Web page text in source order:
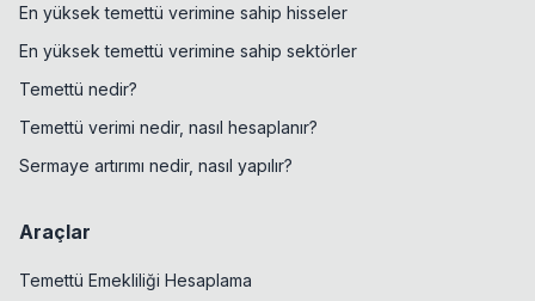
En yüksek temettü verimine sahip hisseler
En yüksek temettü verimine sahip sektörler
Temettü nedir?
Temettü verimi nedir, nasıl hesaplanır?
Sermaye artırımı nedir, nasıl yapılır?
Araçlar
Temettü Emekliliği Hesaplama